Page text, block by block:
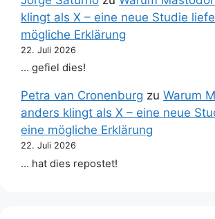
klingt als X – eine neue Studie
mögliche Erklärung
22. Juli 2026
… gefiel dies!
Petra van Cronenburg zu Warum
anders klingt als X – eine neue
eine mögliche Erklärung
22. Juli 2026
… hat dies repostet!